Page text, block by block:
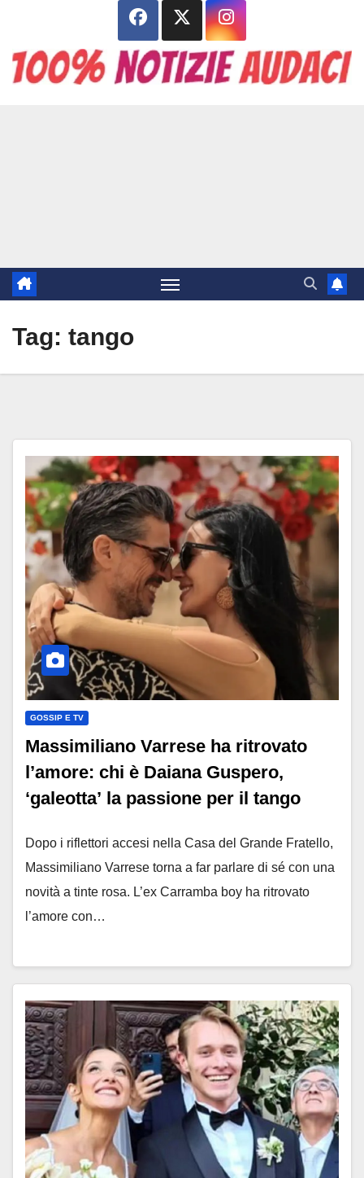
contenuto
Tag: tango
GOSSIP E TV
Massimiliano Varrese ha ritrovato
l’amore: chi è Daiana Guspero,
‘galeotta’ la passione per il tango
Dopo i riflettori accesi nella Casa del Grande Fratello,
Massimiliano Varrese torna a far parlare di sé con una
novità a tinte rosa. L’ex Carramba boy ha ritrovato
l’amore con…